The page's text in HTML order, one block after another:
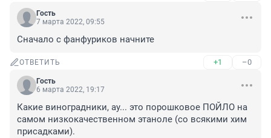
Гость
7 марта 2022, 09:55
Сначало с фанфуриков начните
ОТВЕТИТЬ +1 –0
Гость
6 марта 2022, 19:17
Какие виноградники, ау... это порошковое ПОЙЛО на
самом низкокачественном этаноле (со всякими хим
присадками).